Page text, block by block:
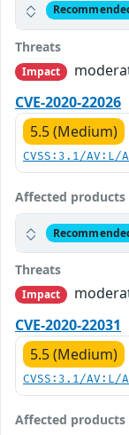
Threats
Impact
CVE-2020-22026
5.5 (Medium)
CVSS:3.1/AV:L/
Affected products
Threats
Impact
CVE-2020-22031
5.5 (Medium)
CVSS:3.1/AV:L/
Affected products